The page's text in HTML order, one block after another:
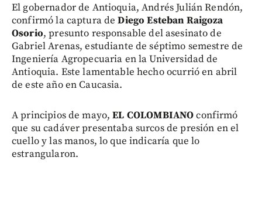
El gobernador de Antioquia, Andrés Julián Rendón,
confirmó la captura deDiego Esteban Raigoza
Osorio, presunto responsable del asesinato de
Gabriel Arenas, estudiante de séptimo semestre de
Ingeniería Agropecuaria en la Universidad de
Antioquia. Este lamentable hecho ocurrió en abril
de este año en Caucasia.
A principios de mayo,EL COLOMBIANOconfirmó
que su cadáver presentaba surcos de presión en el
cuello y las manos, lo que indicaría que lo
estrangularon.